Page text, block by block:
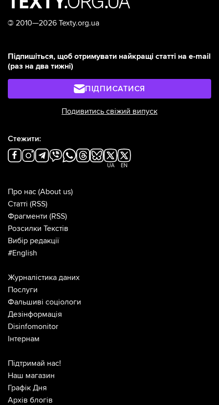
© 2010—2026 Texty.org.ua
Підпишіться, щоб отримувати найкращі статті на e-mail
(раз на два тижні)
ПІДПИСАТИСЯ
Подивитись свіжий випуск
Стежити:
UA EN
Про нас (About us)
Статті (RSS)
Фрагменти (RSS)
Розсилки Текстів
Вибір редакції
#English
Журналістика даних
Послуги
Фальшиві соціологи
Дезінформація
Disinfomonitor
Інтернам
Підтримай нас!
Наш магазин
Графік Дня
Архів блогів